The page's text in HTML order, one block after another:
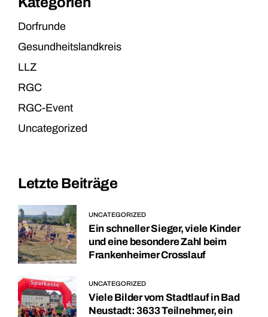
Dorfrunde
Gesundheitslandkreis
LLZ
RGC
RGC-Event
Uncategorized
Letzte Beiträge
UNCATEGORIZED
Ein schneller Sieger, viele Kinder
und eine besondere Zahl beim
Frankenheimer Crosslauf
UNCATEGORIZED
Viele Bilder vom Stadtlauf in Bad
Neustadt: 3633 Teilnehmer, ein